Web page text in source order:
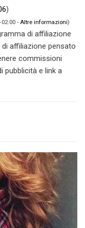
)
- Altre informazioni)
di affiliazione
affiliazione pensato
commissioni
pubblicità e link a